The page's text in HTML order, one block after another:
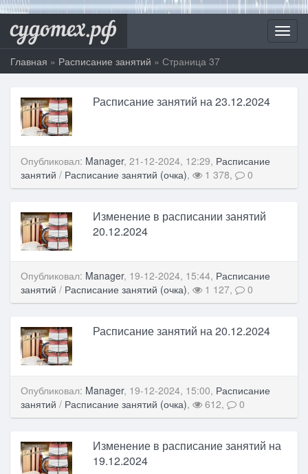
судотех.рф
Главная » Расписание занятий » Страница 37
Расписание занятий на 23.12.2024
Опубликовал: Manager, 21-12-2024, 12:29, Расписание
занятий / Расписание занятий (очка), 1 378, 0
Изменение в расписании занятий
20.12.2024
Опубликовал: Manager, 19-12-2024, 15:44, Расписание
занятий / Расписание занятий (очка), 1 127, 0
Расписание занятий на 20.12.2024
Опубликовал: Manager, 19-12-2024, 15:00, Расписание
занятий / Расписание занятий (очка), 612, 0
Изменение в расписание занятий на
19.12.2024